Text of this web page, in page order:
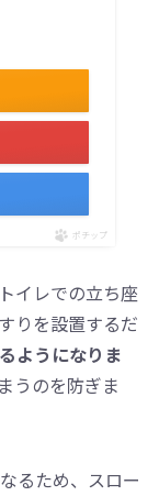
ポチップ
イレでの立ち座
りを設置するだ
ようになりま
うのを防ぎま
るため、スロー